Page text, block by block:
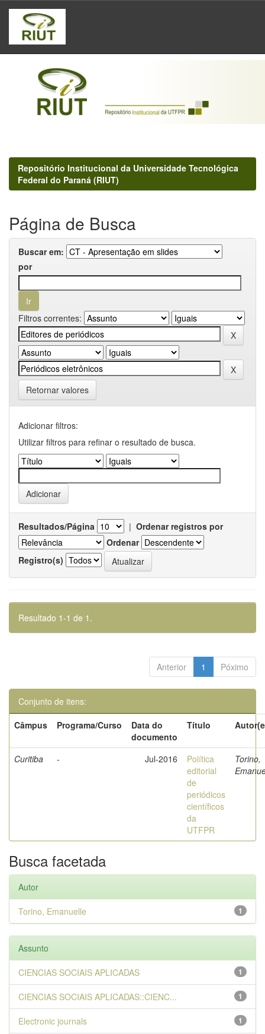
Skip
navigation
Repositório Institucional da Universidade Tecnológica
Federal do Paraná (RIUT)
Página de Busca
Buscar em:
por
Filtros correntes:
Retornar valores
Adicionar filtros:
Utilizar filtros para refinar o resultado de busca.
Resultados/Página | Ordenar registros por
Ordenar
Registro(s)
Resultado 1-1 de 1.
Anterior 1 Póximo
Conjunto de itens:
Câmpus
Programa/Curso
Data do
documento
Título
Curitiba - Jul-2016
Política
editorial
de
periódicos
científicos
da
UTFPR
Torino,
Busca facetada
Autor
1
Torino, Emanuelle
Assunto
1
CIENCIAS SOCIAIS APLICADAS
1
CIENCIAS SOCIAIS APLICADAS::CIENC...
1
Electronic journals